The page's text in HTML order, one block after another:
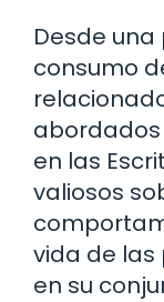
Desde
consumo
abordados
en las
valiosos
vida de las
en su